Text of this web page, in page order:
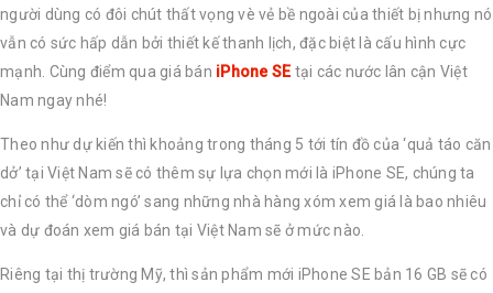
người dùng có đôi chút thất vọng vè vẻ bề ngoài của thiết bị nhưng nó
vẫn có sức hấp dẫn bởi thiết kế thanh lịch, đặc biệt là cấu hình cực
mạnh. Cùng điểm qua giá bán iPhone SE tại các nước lân cận Việt
Nam ngay nhé!
Theo như dự kiến thì khoảng trong tháng 5 tới tín đồ của ‘quả táo căn
dở’ tại Việt Nam sẽ có thêm sự lựa chọn mới là iPhone SE, chúng ta
chỉ có thể ‘dòm ngó’ sang những nhà hàng xóm xem giá là bao nhiêu
và dự đoán xem giá bán tại Việt Nam sẽ ở mức nào.
Riêng tại thị trường Mỹ, thì sản phẩm mới iPhone SE bản 16 GB sẽ có